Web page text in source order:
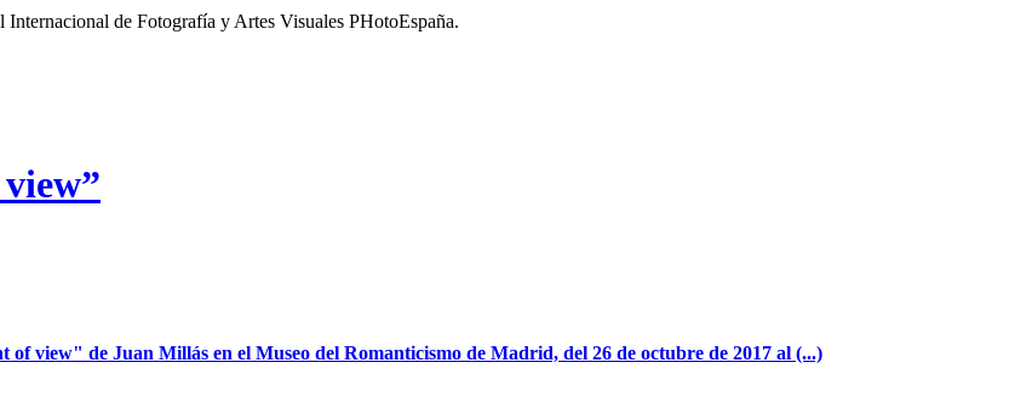
de Fotografía y Artes Visuales PHotoEspaña.
view" de Juan Millás en el Museo del Romanticismo de Madrid, del 26 de octubre de 2017 al (...)